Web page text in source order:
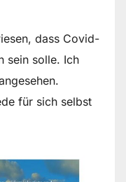
dass Covid-
sein solle. Ich
für sich selbst